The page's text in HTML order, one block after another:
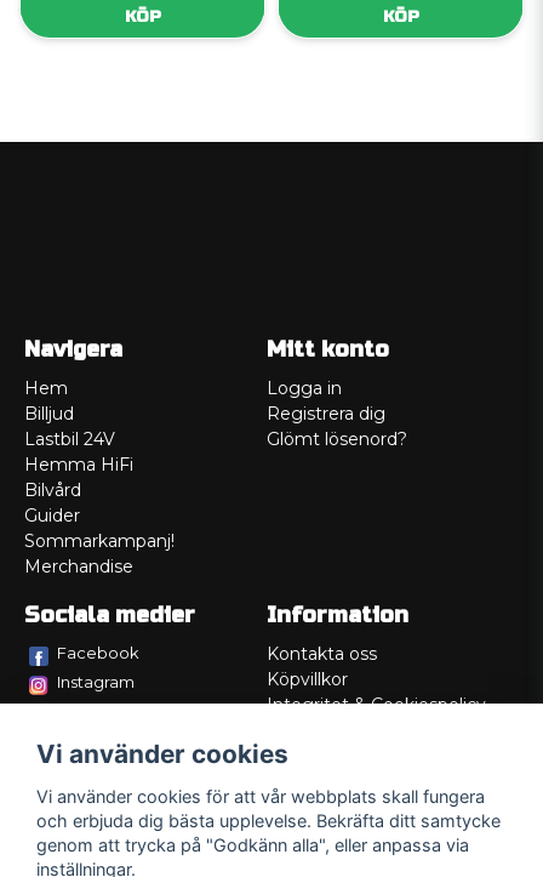
KÖP KÖP
Navigera
Hem
Billjud
Lastbil 24V
Hemma HiFi
Bilvård
Guider
Sommarkampanj!
Merchandise
Mitt konto
Logga in
Registrera dig
Glömt lösenord?
Sociala medier
Facebook
Instagram
Information
Kontakta oss
Köpvillkor
Integritet & Cookiespolicy
Service/Garanti
Lådritning
Om oss
Vi använder cookies
Vi använder cookies för att vår webbplats skall fungera
och erbjuda dig bästa upplevelse. Bekräfta ditt samtycke
genom att trycka på "Godkänn alla", eller anpassa via
inställningar.